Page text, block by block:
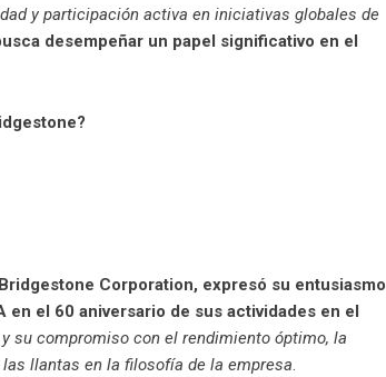
y participación activa en iniciativas globales de
desempeñar un papel significativo en el
Corporation, expresó su entusiasmo
en el 60 aniversario de sus actividades en el
su compromiso con el rendimiento óptimo, la
llantas en la filosofía de la empresa.